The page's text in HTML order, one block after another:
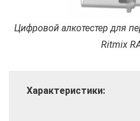
Цифровой алкотестер для
Ritmix
Характеристики: